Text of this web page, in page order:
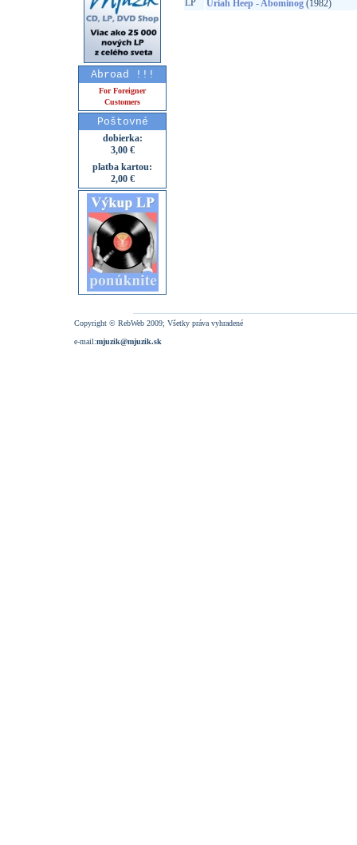
Abroad !!!
For Foreigner
Customers
Poštovné
dobierka:
3,00 €
platba kartou:
2,00 €
LP
Uriah Heep - Abominog(1982)
Copyright © RebWeb 2009; Všetky práva vyhradené
e-mail:mjuzik@mjuzik.sk